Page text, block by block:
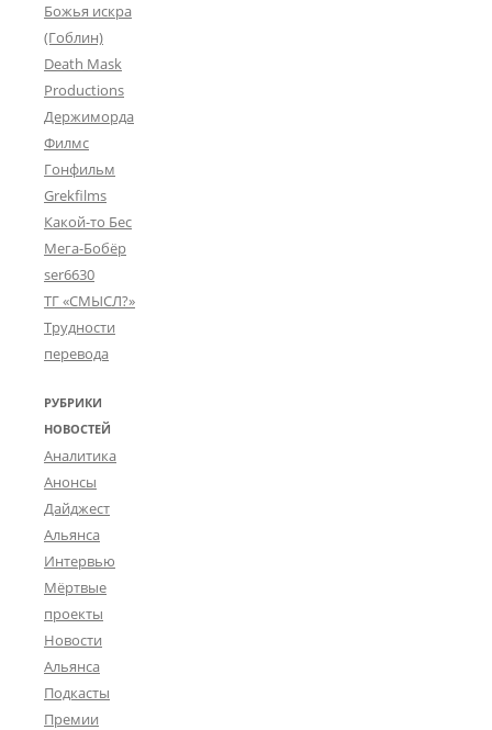
Божья искра
(Гоблин)
Death Mask
Productions
Держиморда
Филмс
Гонфильм
Grekfilms
Какой-то Бес
Мега-Бобёр
ser6630
ТГ «СМЫСЛ?»
Трудности
перевода
РУБРИКИ
НОВОСТЕЙ
Аналитика
Анонсы
Дайджест
Альянса
Интервью
Мёртвые
проекты
Новости
Альянса
Подкасты
Премии